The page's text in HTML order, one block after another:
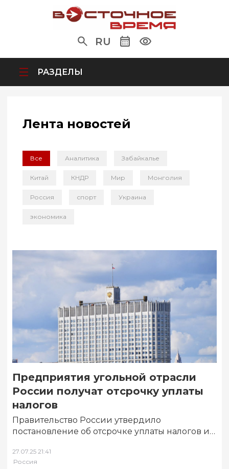
RU
РАЗДЕЛЫ
Лента новостей
Все Аналитика Забайкалье
Китай КНДР Мир Монголия
Россия спорт Украина
экономика
Предприятия угольной отрасли
России получат отсрочку уплаты
налогов
Правительство России утвердило
постановление об отсрочке уплаты налогов и
отрасли. Об этом сообщается в…
27.07.25 21:41
Россия